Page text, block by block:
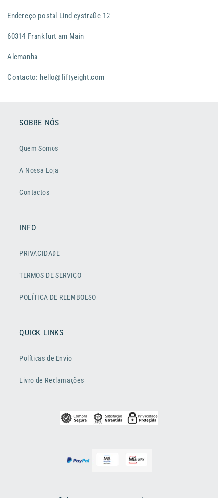
Endereço postal Lindleystraße 12
60314 Frankfurt am Main
Alemanha
Contacto: hello@fiftyeight.com
SOBRE NÓS
Quem Somos
A Nossa Loja
Contactos
INFO
PRIVACIDADE
TERMOS DE SERVIÇO
POLÍTICA DE REEMBOLSO
QUICK LINKS
Políticas de Envio
Livro de Reclamações